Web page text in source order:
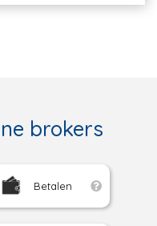
brokers
Betalen